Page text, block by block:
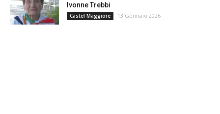
Ivonne Trebbi
Castel Maggiore 13 Gennaio 2026